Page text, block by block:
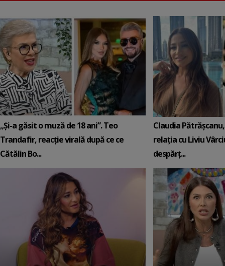
„Și-a găsit o muză de 18 ani”. Teo
Trandafir, reacție virală după ce ce
Cătălin Bo...
Claudia
relația cu Liviu
despărț...